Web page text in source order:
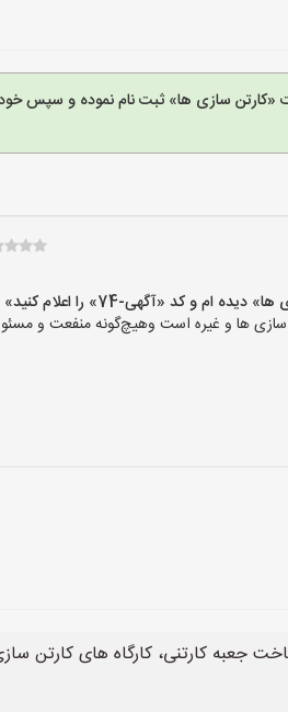
«کارتن سازی ها» ثبت نام نموده و سپس
کد «آگهی-74» را اعلام کنید»
ها و غیره است وهیچ‌گونه منفعت و
کارتنی، کارگاه های کارتن